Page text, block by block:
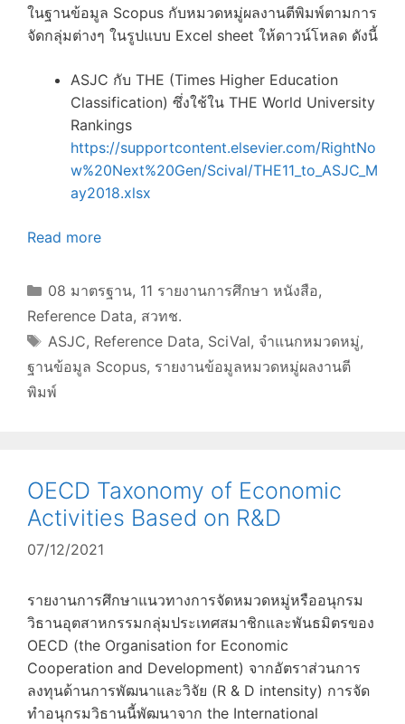
ในฐานข้อมูล Scopus กับหมวดหมู่ผลงานตีพิมพ์ตามการ
จัดกลุ่มต่างๆ ในรูปแบบ Excel sheet ให้ดาวน์โหลด ดังนี้
ASJC กับ THE (Times Higher Education
Classification) ซึ่งใช้ใน THE World University
Rankings
https://supportcontent.elsevier.com/RightNo
w%20Next%20Gen/Scival/THE11_to_ASJC_M
ay2018.xlsx
Read more
Categories
08 มาตรฐาน, 11 รายงานการศึกษา หนังสือ,
Reference Data, สวทช.
Tags
ASJC, Reference Data, SciVal, จำแนกหมวดหมู่,
ฐานข้อมูล Scopus, รายงานข้อมูลหมวดหมู่ผลงานตี
พิมพ์
OECD Taxonomy of Economic
Activities Based on R&D
07/12/2021
รายงานการศึกษาแนวทางการจัดหมวดหมู่หรืออนุกรม
วิธานอุตสาหกรรมกลุ่มประเทศสมาชิกและพันธมิตรของ
OECD (the Organisation for Economic
Cooperation and Development) จากอัตราส่วนการ
ลงทุนด้านการพัฒนาและวิจัย (R & D intensity) การจัด
ทำอนุกรมวิธานนี้พัฒนาจาก the International